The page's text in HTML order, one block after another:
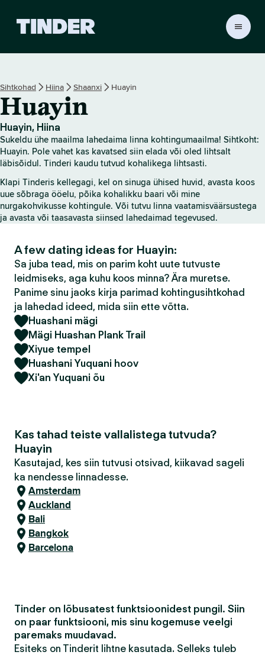
r
a
l
e
t
Sihtkohad Hiina Shaanxi Huayin
Huayin
Huayin, Hiina
Sukeldu ühe maailma lahedaima linna kohtingumaailma! Sihtkoht:
Huayin. Pole vahet kas kavatsed siin elada või oled lihtsalt
läbisõidul. Tinderi kaudu tutvud kohalikega lihtsasti.
Klapi Tinderis kellegagi, kel on sinuga ühised huvid, avasta koos
uue sõbraga ööelu, põika kohalikku baari või mine
nurgakohvikusse kohtingule. Või tutvu linna vaatamisväärsustega
ja avasta või taasavasta siinsed lahedaimad tegevused.
A few dating ideas for Huayin:
Sa juba tead, mis on parim koht uute tutvuste
leidmiseks, aga kuhu koos minna? Ära muretse.
Panime sinu jaoks kirja parimad kohtingusihtkohad
ja lahedad ideed, mida siin ette võtta.
Huashani mägi
Mägi Huashan Plank Trail
Xiyue tempel
Huashani Yuquani hoov
Xi'an Yuquani õu
Kas tahad teiste vallalistega tutvuda?
Huayin
Kasutajad, kes siin tutvusi otsivad, kiikavad sageli
ka nendesse linnadesse.
Amsterdam
Auckland
Bali
Bangkok
Barcelona
Tinder on lõbusatest funktsioonidest pungil. Siin
on paar funktsiooni, mis sinu kogemuse veelgi
paremaks muudavad.
Esiteks on Tinderit lihtne kasutada. Selleks tuleb